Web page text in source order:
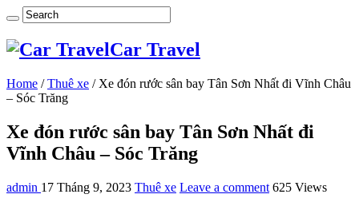
Car Travel
Home / Thuê xe / Xe đón rước sân bay Tân Sơn Nhất đi Vĩnh Châu
– Sóc Trăng
Xe đón rước sân bay Tân Sơn Nhất đi
Vĩnh Châu – Sóc Trăng
admin 17 Tháng 9, 2023 Thuê xe Leave a comment 625 Views